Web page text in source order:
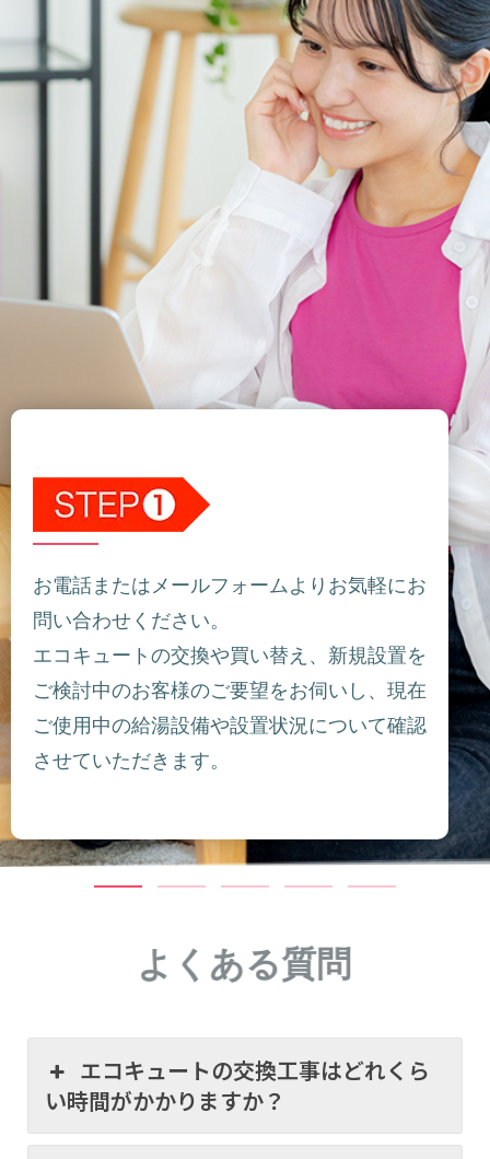
お電話またはメールフォームよりお気軽にお
問い合わせください。
エコキュートの交換や買い替え、新規設置を
ご検討中のお客様のご要望をお伺いし、現在
ご使用中の給湯設備や設置状況について確認
させていただきます。
よくある質問
エコキュートの交換工事はどれくら
い時間がかかりますか？